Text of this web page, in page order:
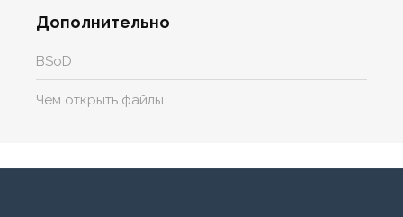
Дополнительно
BSoD
Чем открыть файлы